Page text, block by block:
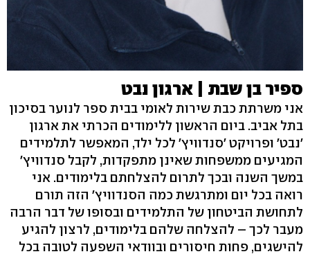
ספיר בן שבת | ארגון נבט
אני משרתת כבת שירות לאומי בבית ספר לנוער בסיכון
בתל אביב. ביום הראשון ללימודים הכרתי את ארגון
׳נבט׳ ופרויקט ׳סנדוויץ׳ לכל ילד, המאפשר לתלמידים
המגיעים ממשפחות שאינן מתפקדות, לקבל סנדוויץ'
במשך השנה ובכך לתרום להצלחתם בלימודים. אני
רואה בכל יום ומתרגשת כמה הסנדוויץ' הזה תורם
לתחושת הביטחון של התלמידים ובסופו של דבר הרבה
מעבר לכך – להצלחה שלהם בלימודים, לרצון להגיע
להישגים, פחות חיסורים ובוודאי השפעה לטובה בכל